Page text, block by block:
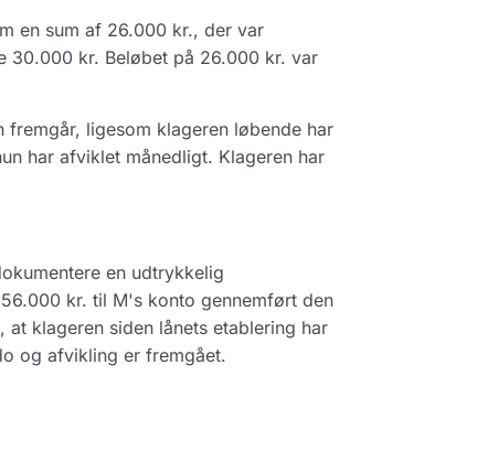
en sum af 26.000 kr., der var
kr. Beløbet på 26.000 kr. var
ligesom klageren løbende har
har afviklet månedligt. Klageren har
en udtrykkelig
kr. til M's konto gennemført den
klageren siden lånets etablering har
og afvikling er fremgået.